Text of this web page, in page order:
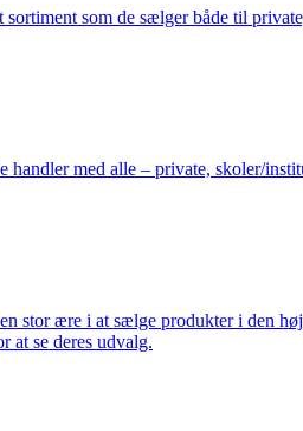
som de sælger både til
med alle – private, skoler/
stor ære i at sælge produkter i den
at se deres udvalg.